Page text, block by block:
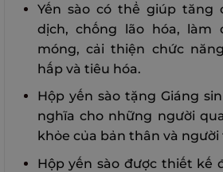
Yến sào có thể giúp tăng
dịch, chống lão hóa, làm
móng, cải thiện chức
hấp và tiêu hóa.
Hộp yến sào tặng Giáng
nghĩa cho những người
khỏe của bản thân và người
Hộp yến sào được thiết kế